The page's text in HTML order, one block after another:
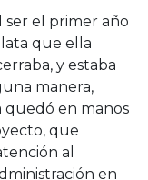
ser el primer año
que ella
y estaba
manera,
quedó en manos
que
al
en